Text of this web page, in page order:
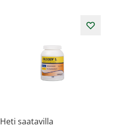
Heti saatavilla